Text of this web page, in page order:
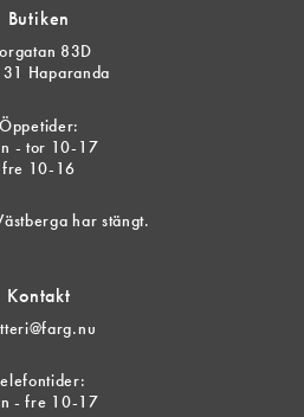
Butiken
83D
Haparanda
Öppetider:
- tor 10-17
fre 10-16
har stängt.
Kontakt
- fre 10-17